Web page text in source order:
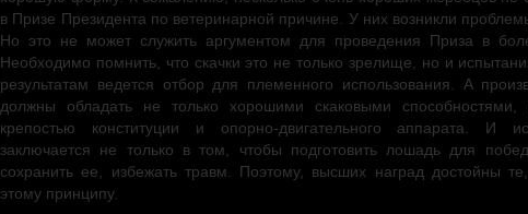
в Призе Президента по ветеринарной причине. У них возникли
Но это не может служить аргументом для проведения Приза в
Необходимо помнить, что скачки это не только зрелище, но и
результатам ведется отбор для племенного использования. А
должны обладать не только хорошими скаковыми способностями,
крепостью конституции и опорно-двигательного аппарата. И
заключается не только в том, чтобы подготовить лошадь для
сохранить ее, избежать травм. Поэтому, высших наград достойны
этому принципу.